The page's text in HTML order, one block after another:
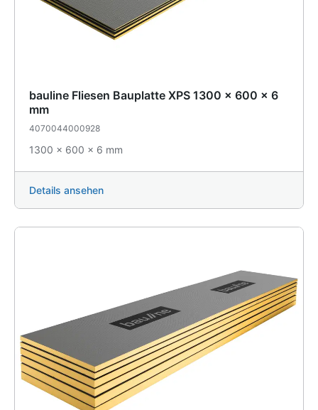
bauline Fliesen Bauplatte XPS 1300 x 600 x 6
mm
4070044000928
1300 x 600 x 6 mm
Details ansehen